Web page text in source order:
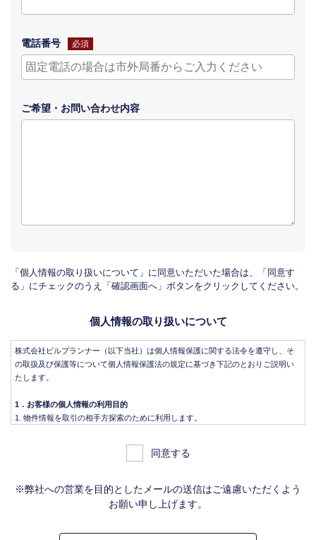
電話番号 必須
ご希望・ お問い合わせ内容
「個人情報の取り扱いについて」に同意いただいた場合は、「同意す
る」にチェックのうえ「確認画面へ」ボタンをクリックしてください。
個人情報の取り扱いについて
株式会社ビルプランナー（以下当社）は個人情報保護に関する法令を遵守し、そ
の取扱及び保護等について個人情報保護法の規定に基づき下記のとおりご説明い
たします。
1．お客様の個人情報の利用目的
物件情報を取引の相手方探索のために利用します。
物件情報を、取引の相手方探索のため指定流通機構の物件検索システム（レイ
ンズ）に登録する場合があります。なお契約後、指定流通機構（宅地建物取引
報は、成約した物件の、物件概要、契約年月日、成約価格などの情報で、氏名
は含みません。）を提供します。指定流通機構は、物件情報及び成約情報を指
定流通機構の会員たる宅地建物取引業者や公的な団体に電子データや紙媒体で
同意する
※弊社への営業を目的としたメールの送信はご遠慮いただくよう
お願い申し上げます。